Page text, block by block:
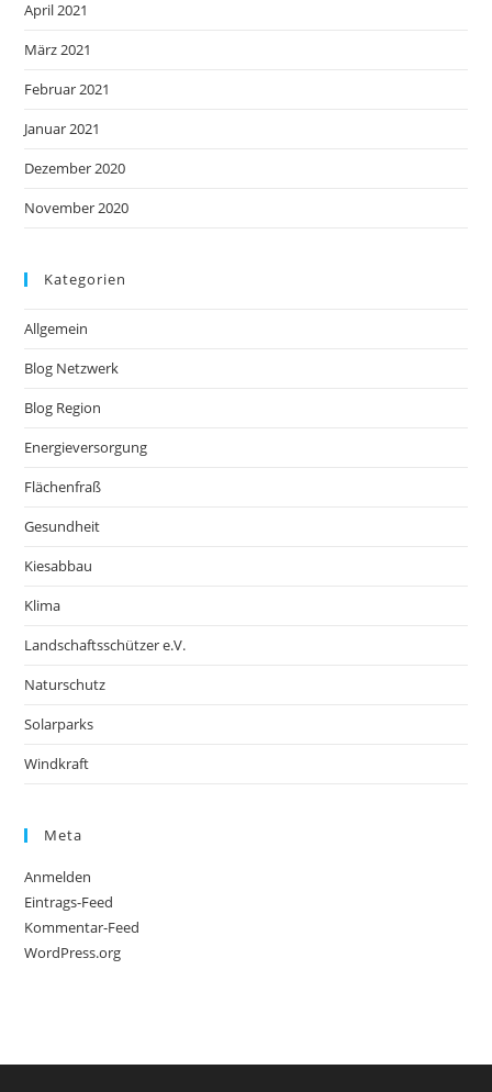
April 2021
März 2021
Februar 2021
Januar 2021
Dezember 2020
November 2020
Kategorien
Allgemein
Blog Netzwerk
Blog Region
Energieversorgung
Flächenfraß
Gesundheit
Kiesabbau
Klima
Landschaftsschützer e.V.
Naturschutz
Solarparks
Windkraft
Meta
Anmelden
Eintrags-Feed
Kommentar-Feed
WordPress.org